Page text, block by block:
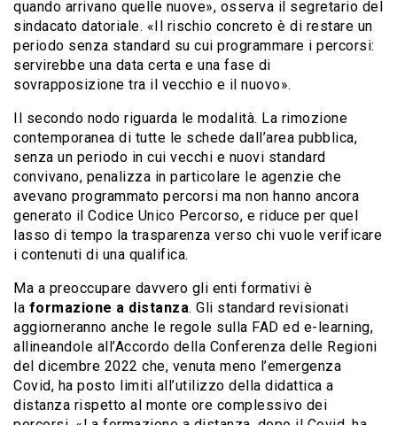
quando arrivano quelle nuove», osserva il segretario del
sindacato datoriale. «Il rischio concreto è di restare un
periodo senza standard su cui programmare i percorsi:
servirebbe una data certa e una fase di
sovrapposizione tra il vecchio e il nuovo».
Il secondo nodo riguarda le modalità. La rimozione
contemporanea di tutte le schede dall’area pubblica,
senza un periodo in cui vecchi e nuovi standard
convivano, penalizza in particolare le agenzie che
avevano programmato percorsi ma non hanno ancora
generato il Codice Unico Percorso, e riduce per quel
lasso di tempo la trasparenza verso chi vuole verificare
i contenuti di una qualifica.
Ma a preoccupare davvero gli enti formativi è
la formazione a distanza. Gli standard revisionati
aggiorneranno anche le regole sulla FAD ed e-learning,
allineandole all’Accordo della Conferenza delle Regioni
del dicembre 2022 che, venuta meno l’emergenza
Covid, ha posto limiti all’utilizzo della didattica a
distanza rispetto al monte ore complessivo dei